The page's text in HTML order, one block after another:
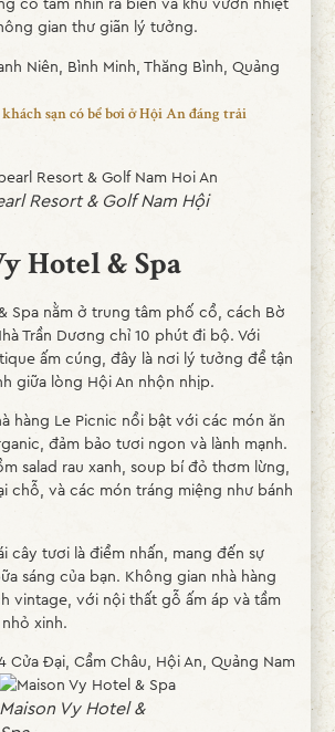
gian thư giãn lý tưởng.
Niên, Bình Minh, Thăng Bình, Quảng
khách sạn có bể bơi ở Hội An đáng trải
Resort & Golf Nam Hội
Hotel & Spa
Spa nằm ở trung tâm phố cổ, cách Bờ
Trần Dương chỉ 10 phút đi bộ. Với
ấm cúng, đây là nơi lý tưởng để tận
giữa lòng Hội An nhộn nhịp.
hàng Le Picnic nổi bật với các món ăn
đảm bảo tươi ngon và lành mạnh.
salad rau xanh, soup bí đỏ thơm lừng,
chỗ, và các món tráng miệng như bánh
cây tươi là điểm nhấn, mang đến sự
sáng của bạn. Không gian nhà hàng
vintage, với nội thất gỗ ấm áp và tầm
xinh.
Cửa Đại, Cẩm Châu, Hội An, Quảng Nam
Maison Vy Hotel &